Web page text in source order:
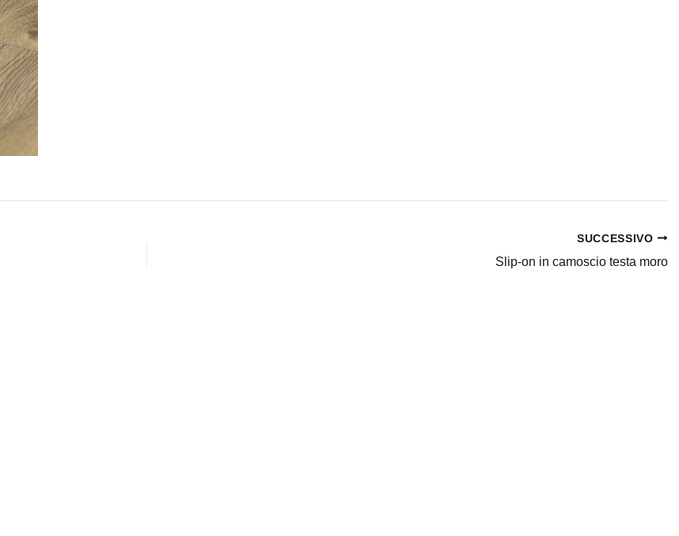
SUCCESSIVO
Slip-on in camoscio testa moro